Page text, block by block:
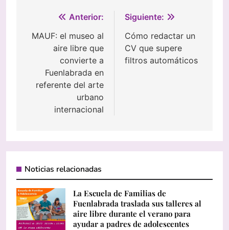
Navegación
de
entradas
Anterior:
MAUF: el museo al
aire libre que
convierte a
Fuenlabrada en
referente del arte
urbano
internacional
Siguiente:
Cómo redactar un
CV que supere
filtros automáticos
Noticias relacionadas
La Escuela de Familias de
Fuenlabrada traslada sus talleres al
aire libre durante el verano para
ayudar a padres de adolescentes